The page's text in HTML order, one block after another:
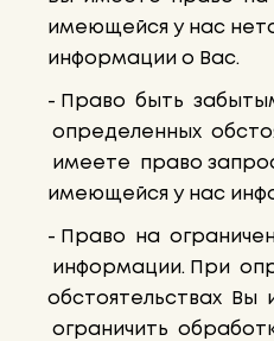
имеющейся у нас
информации о Вас.
- Право быть
определенных
имеете право
имеющейся у нас
- Право на
информации. При
обстоятельствах Вы
ограничить